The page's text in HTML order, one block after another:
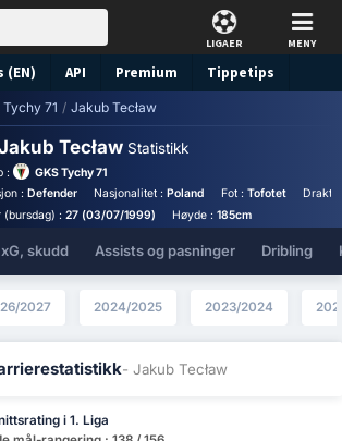
LIGAER MENY
(EN) API Premium Tippetips
Tychy 71 / Jakub Tecław
Tecław Statistikk
:
GKS Tychy 71
: Defender Nasjonalitet :Poland Fot : Tofotet
(bursdag) : 27 (03/07/1999) Høyde :185cm
skudd Assists og pasninger Dribling
2027 2024/2025 2023/2024
- Jakub Tecław
i 1. Liga